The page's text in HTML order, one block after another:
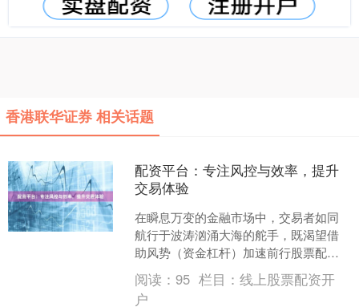
香港联华证券 相关话题
配资平台：专注风控与效率，提升
交易体验
在瞬息万变的金融市场中，交易者如同
航行于波涛汹涌大海的舵手，既渴望借
助风势（资金杠杆）加速前行股票配资
十倍，又时刻警惕着暗礁与风暴（市场
风险）。配资平台，作为提....
阅读：95 栏目：线上股票配资开
户